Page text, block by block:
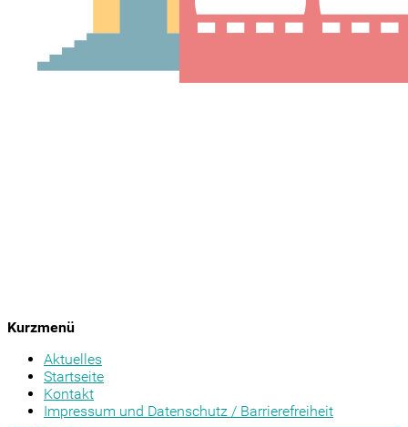
Kurzmenü
Aktuelles
Startseite
Kontakt
Impressum und Datenschutz / Barrierefreiheit